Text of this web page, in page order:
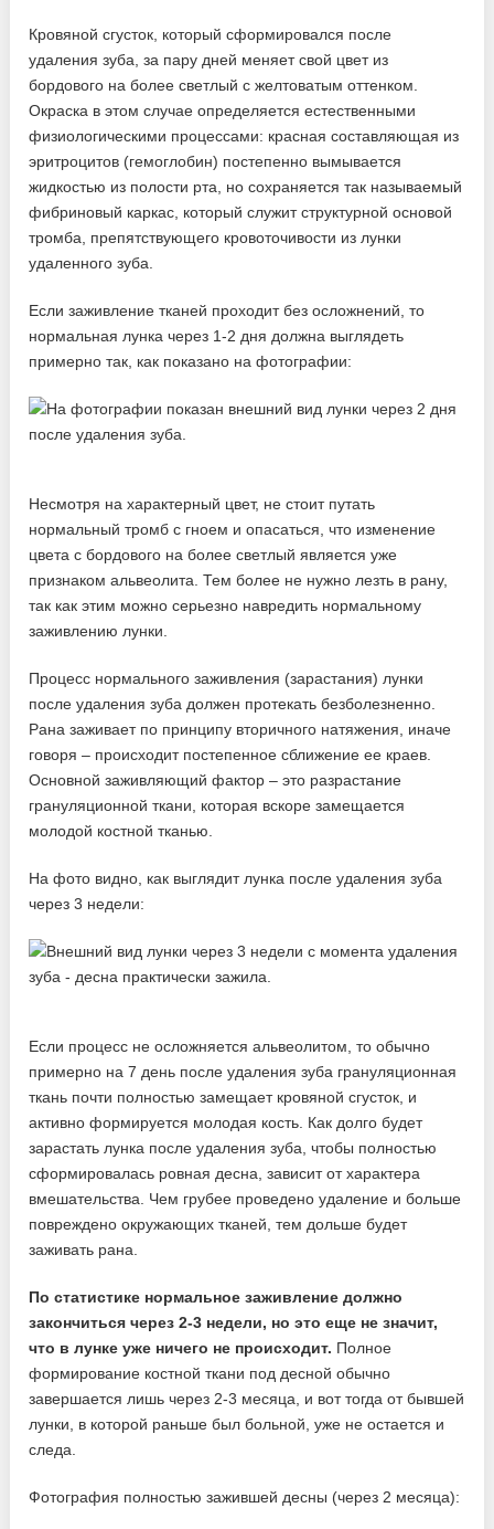
Кровяной сгусток, который сформировался после
удаления зуба, за пару дней меняет свой цвет из
бордового на более светлый с желтоватым оттенком.
Окраска в этом случае определяется естественными
физиологическими процессами: красная составляющая из
эритроцитов (гемоглобин) постепенно вымывается
жидкостью из полости рта, но сохраняется так называемый
фибриновый каркас, который служит структурной основой
тромба, препятствующего кровоточивости из лунки
удаленного зуба.
Если заживление тканей проходит без осложнений, то
нормальная лунка через 1-2 дня должна выглядеть
примерно так, как показано на фотографии:
Несмотря на характерный цвет, не стоит путать
нормальный тромб с гноем и опасаться, что изменение
цвета с бордового на более светлый является уже
признаком альвеолита. Тем более не нужно лезть в рану,
так как этим можно серьезно навредить нормальному
заживлению лунки.
Процесс нормального заживления (зарастания) лунки
после удаления зуба должен протекать безболезненно.
Рана заживает по принципу вторичного натяжения, иначе
говоря – происходит постепенное сближение ее краев.
Основной заживляющий фактор – это разрастание
грануляционной ткани, которая вскоре замещается
молодой костной тканью.
На фото видно, как выглядит лунка после удаления зуба
через 3 недели:
Если процесс не осложняется альвеолитом, то обычно
примерно на 7 день после удаления зуба грануляционная
ткань почти полностью замещает кровяной сгусток, и
активно формируется молодая кость. Как долго будет
зарастать лунка после удаления зуба, чтобы полностью
сформировалась ровная десна, зависит от характера
вмешательства. Чем грубее проведено удаление и больше
повреждено окружающих тканей, тем дольше будет
заживать рана.
По статистике нормальное заживление должно
закончиться через 2-3 недели, но это еще не значит,
что в лунке уже ничего не происходит. Полное
формирование костной ткани под десной обычно
завершается лишь через 2-3 месяца, и вот тогда от бывшей
лунки, в которой раньше был больной, уже не остается и
следа.
Фотография полностью зажившей десны (через 2 месяца):